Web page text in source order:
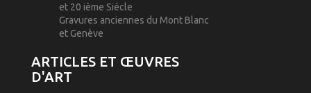
et 20 ième Siécle
Gravures anciennes du Mont Blanc
et Genève
ARTICLES ET ŒUVRES
D'ART